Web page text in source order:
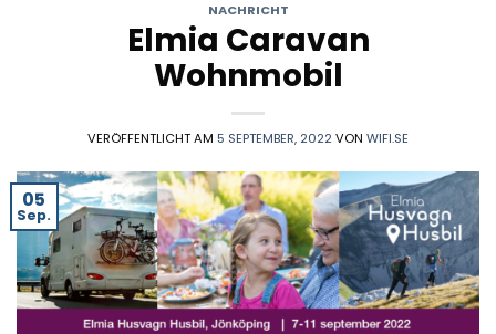
NACHRICHT
Elmia Caravan
Wohnmobil
VERÖFFENTLICHT AM 5 SEPTEMBER, 2022VON WIFI.SE
05
Sep.